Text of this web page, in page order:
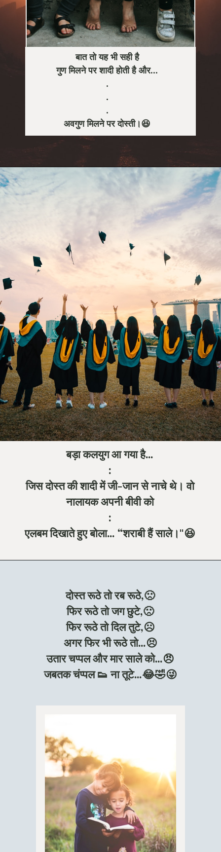
बात तो यह भी सही है
गुण मिलने पर शादी होती है और...
.
.
.
अवगुण मिलने पर दोस्ती।😆
बड़ा कलयुग आ गया है…
:
जिस दोस्त की शादी में जी-जान से नाचे थे। वो
नालायक अपनी बीवी को
:
एलबम दिखाते हुए बोला… “शराबी हैं साले।"😆
दोस्त रूठे तो रब रूठे,🙁
फिर रूठे तो जग छुटे,🙁
फिर रूठे तो दिल तुटे,☹️
अगर फिर भी रूठे तो…😣
उतार चप्पल और मार साले को…😠
जबतक चंप्पल 👟 ना तूटे…😂🤣😜